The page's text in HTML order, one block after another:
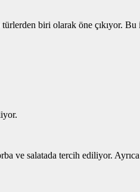
biri olarak öne çıkıyor.
ve salatada tercih ediliyor.